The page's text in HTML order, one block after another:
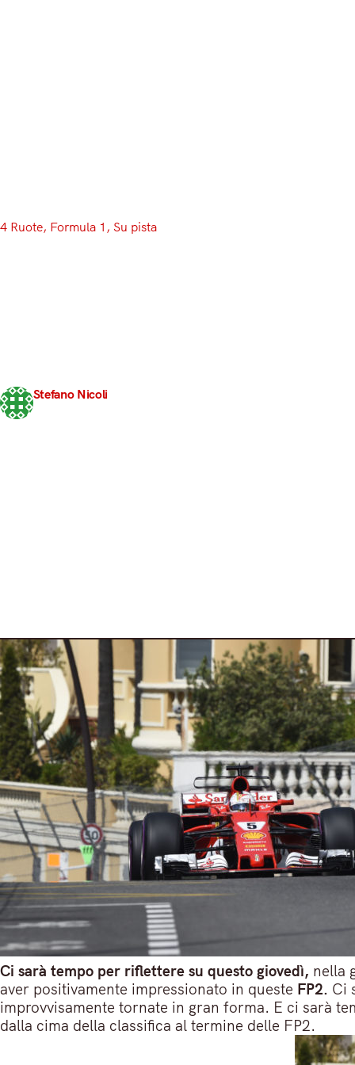
4 Ruote, Formula 1 , Su pista
Stefano Nicoli
25 Maggio 2017
Ci sarà tempo per riflettere su questo giovedì, nella
aver positivamente impressionato in queste FP2. Ci
improvvisamente tornate in gran forma. E ci sarà
dalla cima della classifica al termine delle FP2.